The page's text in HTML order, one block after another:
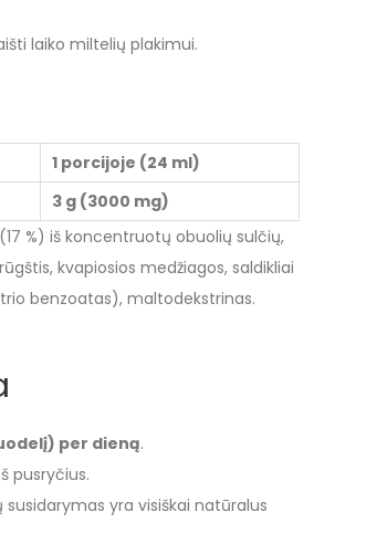
laiko miltelių plakimui.
1 porcijoje (24 ml)
3 g (3000 mg)
%) iš koncentruotų obuolių sulčių,
kvapiosios medžiagos, saldikliai
benzoatas), maltodekstrinas.
per dieną.
pusryčius.
susidarymas yra visiškai natūralus